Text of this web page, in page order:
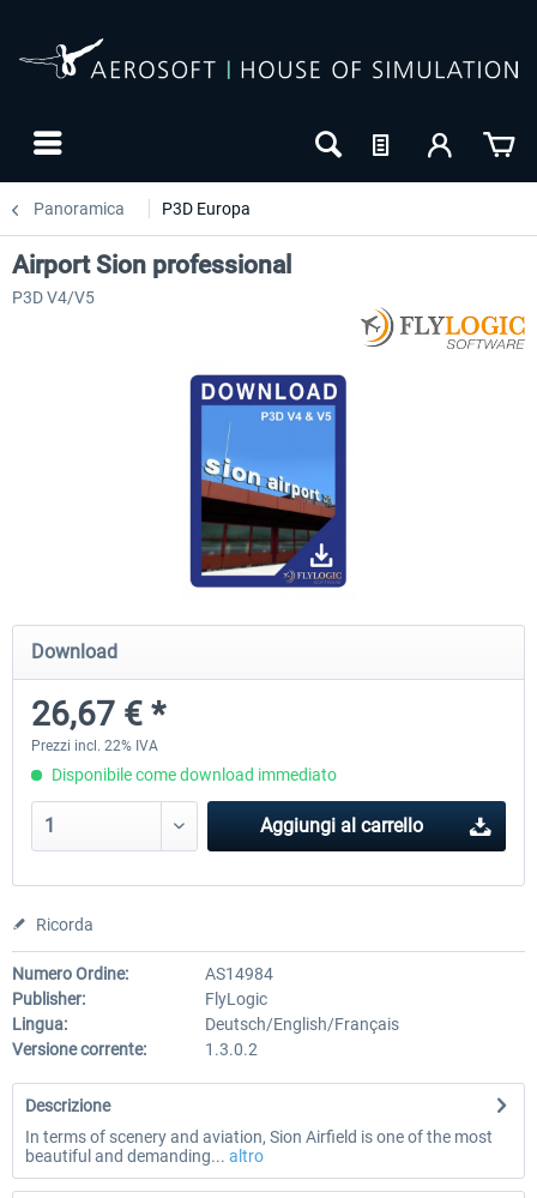
Panoramica P3D Europa
Hamburg-Finkenwerder
12,20 € *
Madeira X Evolution
Airport Sion professional
P3D V4/V5
Download
26,67 € *
Prezzi incl. 22% IVA
Disponibile come download immediato
Aggiungi al carrello
Ricorda
Numero Ordine:
AS14984
Publisher:
FlyLogic
Lingua:
Deutsch/English/Français
Versione corrente:
1.3.0.2
Descrizione
In terms of scenery and aviation, Sion Airfield is one of the most
beautiful and demanding... altro